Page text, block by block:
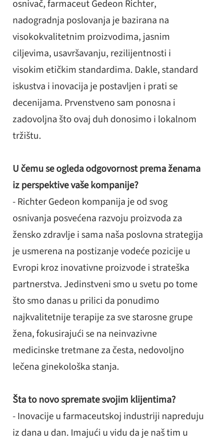
osnivač, farmaceut Gedeon Richter,
nadogradnja poslovanja je bazirana na
visokokvalitetnim proizvodima, jasnim
ciljevima, usavršavanju, rezilijentnosti i
visokim etičkim standardima. Dakle, standard
iskustva i inovacija je postavljen i prati se
decenijama. Prvenstveno sam ponosna i
zadovoljna što ovaj duh donosimo i lokalnom
tržištu.
U čemu se ogleda odgovornost prema ženama
iz perspektive vaše kompanije?
- Richter Gedeon kompanija je od svog
osnivanja posvećena razvoju proizvoda za
žensko zdravlje i sama naša poslovna strategija
je usmerena na postizanje vodeće pozicije u
Evropi kroz inovativne proizvode i strateška
partnerstva. Jedinstveni smo u svetu po tome
što smo danas u prilici da ponudimo
najkvalitetnije terapije za sve starosne grupe
žena, fokusirajući se na neinvazivne
medicinske tretmane za česta, nedovoljno
lečena ginekološka stanja.
Šta to novo spremate svojim klijentima?
- Inovacije u farmaceutskoj industriji napreduju
iz dana u dan. Imajući u vidu da je naš tim u